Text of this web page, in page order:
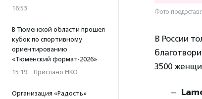
16:53
В Тюменской области прошел
кубок по спортивному
ориентированию
«Тюменский формат-2026»
15:19 · Прислано НКО
Организация «Радость»
Фото
В России
3500